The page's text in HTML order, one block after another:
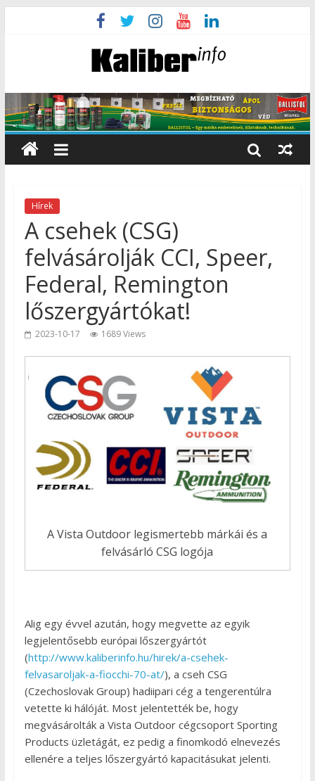
Hírek
A csehek (CSG)
felvásárolják CCI, Speer,
Federal, Remington
lőszergyártókat!
2023-10-17 1689 Views
A Vista Outdoor legismertebb márkái és a
felvásárló CSG logója
Alig egy évvel azután, hogy megvette az egyik
legjelentősebb európai lőszergyártót
(http://www.kaliberinfo.hu/hirek/a-csehek-
felvasaroljak-a-fiocchi-70-at/), a cseh CSG
(Czechoslovak Group) hadiipari cég a tengerentúlra
vetette ki hálóját. Most jelentették be, hogy
megvásárolták a Vista Outdoor cégcsoport Sporting
Products üzletágát, ez pedig a finomkodó elnevezés
ellenére a teljes lőszergyártó kapacitásukat jelenti.